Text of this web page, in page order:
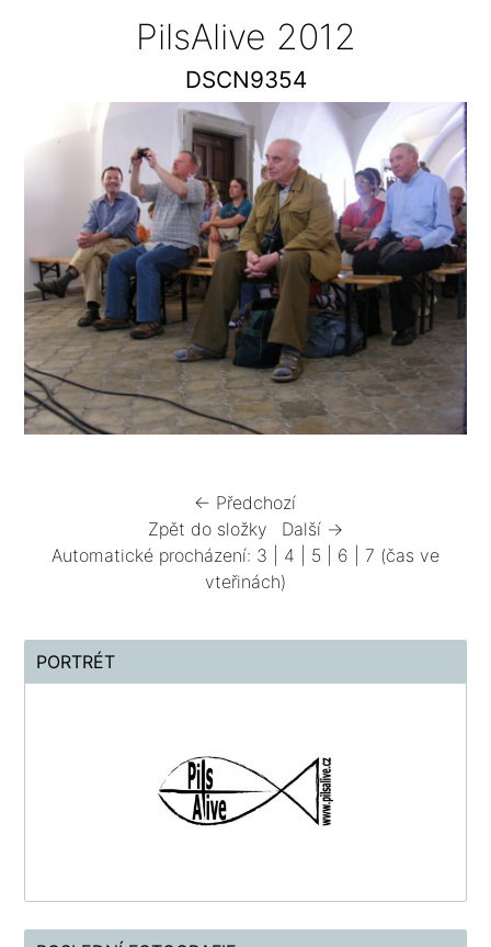
PilsAlive 2012
DSCN9354
← Předchozí
Zpět do složky
Další →
Automatické procházení: 3 4 5 6 7 (čas ve
vteřinách)
PORTRÉT